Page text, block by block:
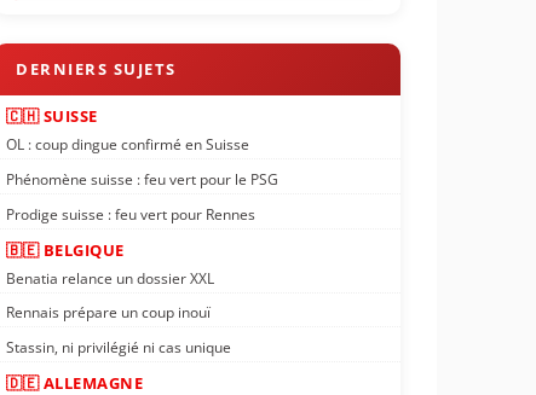
🇨🇭 SUISSE
OL : coup dingue confirmé en Suisse
Phénomène suisse : feu vert pour le PSG
Prodige suisse : feu vert pour Rennes
🇧🇪 BELGIQUE
Benatia relance un dossier XXL
Rennais prépare un coup inouï
Stassin, ni privilégié ni cas unique
🇩🇪 ALLEMAGNE